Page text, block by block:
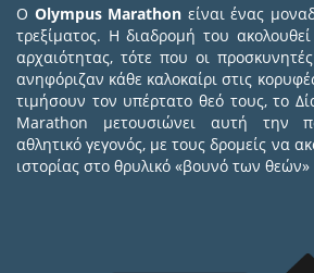
Ο Olympus Marathon είναι ένας
τρεξίματος. Η διαδρομή του
αρχαιότητας, τότε που οι
ανηφόριζαν κάθε καλοκαίρι στις
τιμήσουν τον υπέρτατο θεό τους, το
Marathon μετουσιώνει αυτή την
αθλητικό γεγονός, με τους δρομείς να
ιστορίας στο θρυλικό «βουνό των θεών»